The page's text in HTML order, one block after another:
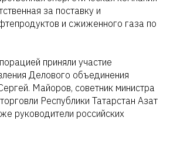
за поставку и
и сжиженного газа по
приняли участие
Делового объединения
Майоров, советник министра
Республики Татарстан Азат
руководители российских